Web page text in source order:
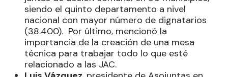
siendo el quinto departamento a nivel
nacional con mayor número de dignatarios
(38.400). Por último, mencionó la
importancia de la creación de una mesa
técnica para trabajar todo lo que esté
relacionado a las JAC.